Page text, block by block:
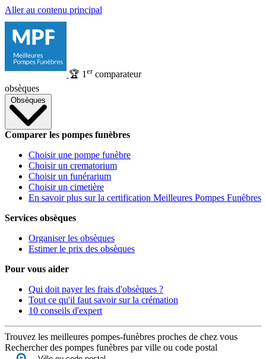
Aller au contenu principal
🏆 1 ercomparateur
obsèques
Obsèques
Comparer les pompes funèbres
Choisir une pompe funèbre
Choisir un crematorium
Choisir un funérarium
Choisir un cimetière
En savoir plus sur la certification Meilleures Pompes Funèbres
Services obsèques
Organiser les obsèques
Estimer le prix des obsèques
Pour vous aider
Qui doit payer les frais d'obsèques ?
Tout ce qu'il faut savoir sur la crémation
10 conseils d'expert
Trouvez les meilleures pompes-funèbres proches de chez vous
Rechercher des pompes funèbres par ville ou code postal